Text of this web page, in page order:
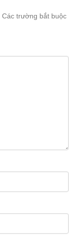
Các trường bắt buộc